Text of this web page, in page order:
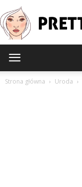
Strona główna Uroda